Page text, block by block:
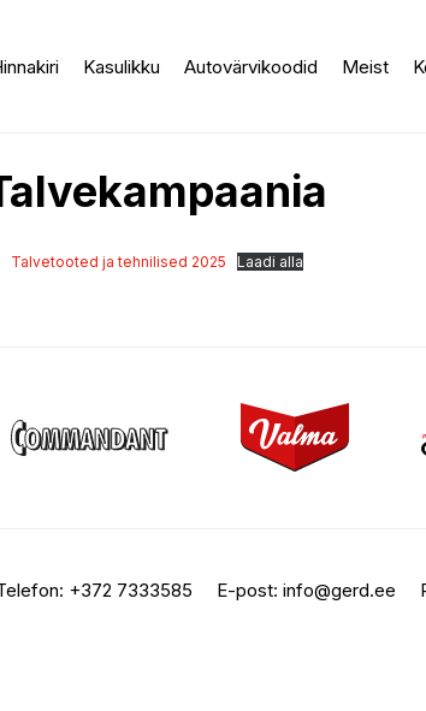
Kasulikku Autovärvikoodid Meist
Talvetooted ja tehnilised 2025 Laadi alla
+372 7333585 E-post: info@gerd.ee